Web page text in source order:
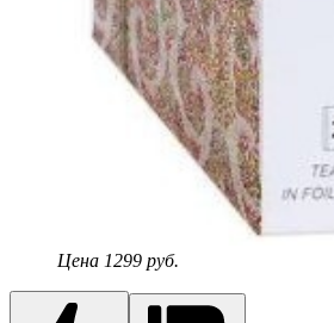
Цена 1299 руб.